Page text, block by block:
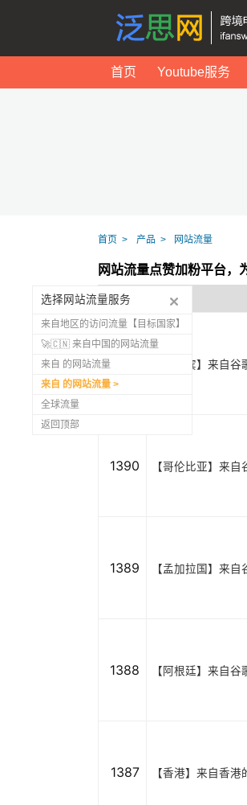
首页 Youtube服务
首页 产品 网站流量
网站流量点赞加粉平台，
【菲律宾】来自
1390 【哥伦比亚】来
1389 【孟加拉国】来
1388 【阿根廷】来自
1387 【香港】来自香港
选择网站流量服务
来自地区的访问流量【目标国家】
🚀🇨🇳 来自中国的网站流量
来自 的网站流量
来自 的网站流量
全球流量
返回顶部